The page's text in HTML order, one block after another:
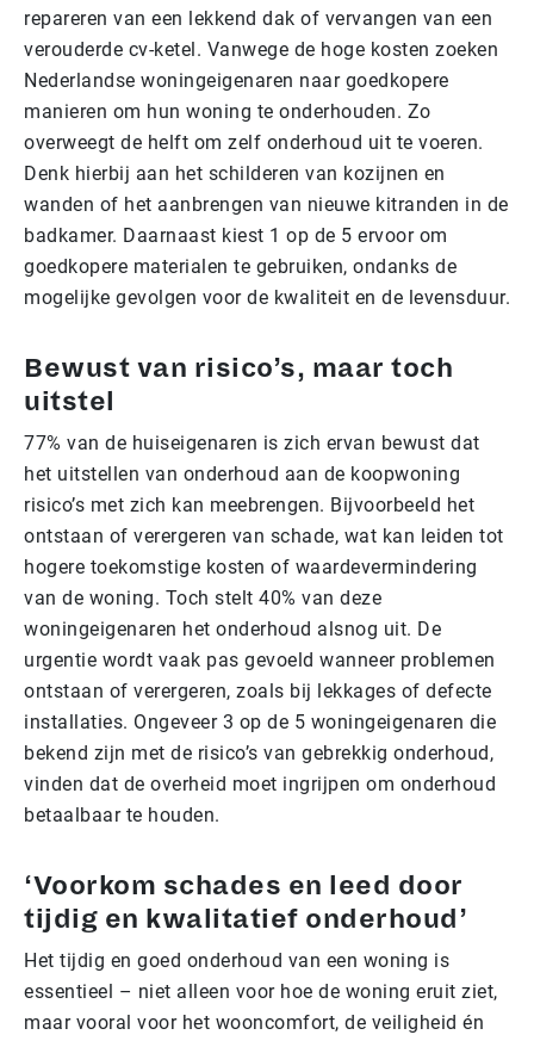
repareren van een lekkend dak of vervangen van een
verouderde cv-ketel. Vanwege de hoge kosten zoeken
Nederlandse woningeigenaren naar goedkopere
manieren om hun woning te onderhouden. Zo
overweegt de helft om zelf onderhoud uit te voeren.
Denk hierbij aan het schilderen van kozijnen en
wanden of het aanbrengen van nieuwe kitranden in de
badkamer. Daarnaast kiest 1 op de 5 ervoor om
goedkopere materialen te gebruiken, ondanks de
mogelijke gevolgen voor de kwaliteit en de levensduur.
Bewust van risico’s, maar toch
uitstel
77% van de huiseigenaren is zich ervan bewust dat
het uitstellen van onderhoud aan de koopwoning
risico’s met zich kan meebrengen. Bijvoorbeeld het
ontstaan of verergeren van schade, wat kan leiden tot
hogere toekomstige kosten of waardevermindering
van de woning. Toch stelt 40% van deze
woningeigenaren het onderhoud alsnog uit. De
urgentie wordt vaak pas gevoeld wanneer problemen
ontstaan of verergeren, zoals bij lekkages of defecte
installaties. Ongeveer 3 op de 5 woningeigenaren die
bekend zijn met de risico’s van gebrekkig onderhoud,
vinden dat de overheid moet ingrijpen om onderhoud
betaalbaar te houden.
‘Voorkom schades en leed door
tijdig en kwalitatief onderhoud’
Het tijdig en goed onderhoud van een woning is
essentieel – niet alleen voor hoe de woning eruit ziet,
maar vooral voor het wooncomfort, de veiligheid én